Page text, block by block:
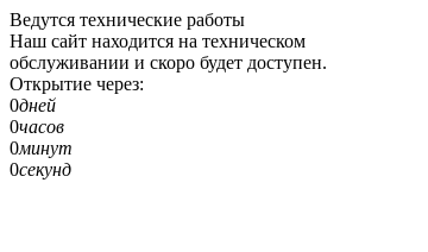
Ведутся технические работы
Наш сайт находится на техническом
обслуживании и скоро будет доступен.
Открытие через:
0дней
0часов
0минут
0секунд